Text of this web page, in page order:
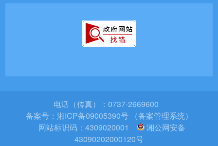
电话（传真）：0737-2669600
备案号： 湘ICP备09005390号 （备案管理系统）
网站标识码：4309020001
湘公网安备
43090202000120号